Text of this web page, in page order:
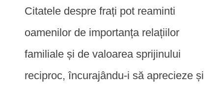
Citatele despre frați pot reaminti
oamenilor de importanța relațiilor
familiale și de valoarea sprijinului
reciproc, încurajându-i să aprecieze și